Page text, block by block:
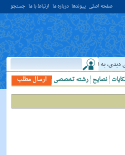
صفحه اصلی پیوندها درباره ما ارتباط با ما جستجو
به او خدمت کن. ( غررالحکم ح ۴۰۴۴ )
ارسال مطلب
رشته تخصصی نصایح